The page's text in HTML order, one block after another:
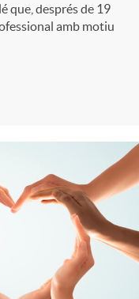
que, després de 19
amb motiu